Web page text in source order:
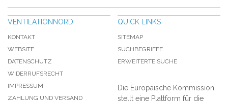
VENTILATIONNORD
KONTAKT
WEBSITE
DATENSCHUTZ
WIDERRUFSRECHT
IMPRESSUM
ZAHLUNG UND VERSAND
QUICK LINKS
SITEMAP
SUCHBEGRIFFE
ERWEITERTE SUCHE
Die Europäische Kommission
stellt eine Plattform für die